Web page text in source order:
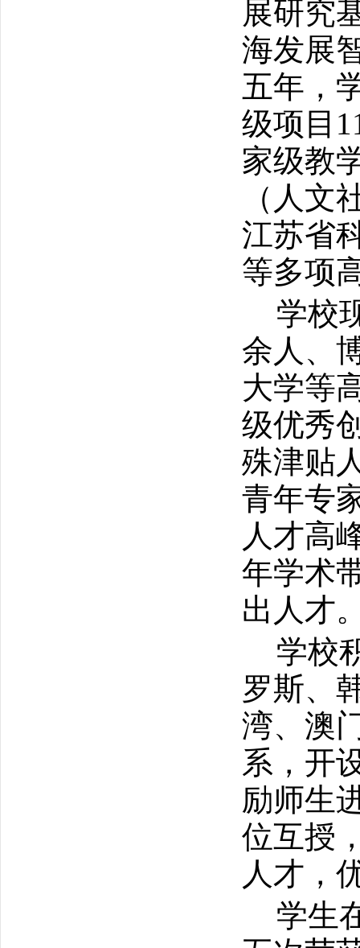
展研究
海发展
五年，
级项目
家级教
（人文
江苏省
等多项
学校
余人、
大学等
级优秀
殊津贴
青年专
人才高
年学术
出人才
学校
罗斯、
湾、澳
系，开
励师生
位互授
人才，
学生